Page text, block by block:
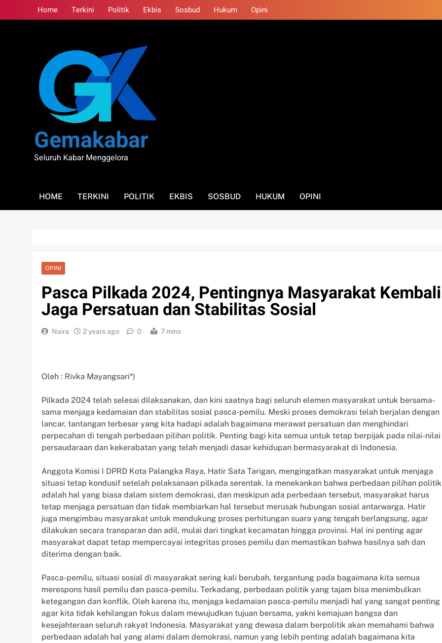
to
Home Terkini Politik Ekbis Sosbud Hukum Opini
Gemakabar
Seluruh Kabar Menggelora
HOME TERKINI POLITIK EKBIS SOSBUD HUKUM OPINI
OPINI
Pasca Pilkada 2024, Pentingnya Masyarakat Kembali
Jaga Persatuan dan Stabilitas Sosial
Naira 2 years ago 0 7 mins
Oleh : Rivka Mayangsari*)
Pilkada 2024 telah selesai dilaksanakan, dan kini saatnya bagi seluruh elemen masyarakat untuk bersama-
sama menjaga kedamaian dan stabilitas sosial pasca-pemilu. Meski proses demokrasi telah berjalan dengan
lancar, tantangan terbesar yang kita hadapi adalah bagaimana merawat persatuan dan menghindari
perpecahan di tengah perbedaan pilihan politik. Penting bagi kita semua untuk tetap berpijak pada nilai-nilai
persaudaraan dan kekerabatan yang telah menjadi dasar kehidupan bermasyarakat di Indonesia.
Anggota Komisi I DPRD Kota Palangka Raya, Hatir Sata Tarigan, mengingatkan masyarakat untuk menjaga
situasi tetap kondusif setelah pelaksanaan pilkada serentak. Ia menekankan bahwa perbedaan pilihan politik
adalah hal yang biasa dalam sistem demokrasi, dan meskipun ada perbedaan tersebut, masyarakat harus
tetap menjaga persatuan dan tidak membiarkan hal tersebut merusak hubungan sosial antarwarga. Hatir
juga mengimbau masyarakat untuk mendukung proses perhitungan suara yang tengah berlangsung, agar
dilakukan secara transparan dan adil, mulai dari tingkat kecamatan hingga provinsi. Hal ini penting agar
masyarakat dapat tetap mempercayai integritas proses pemilu dan memastikan bahwa hasilnya sah dan
diterima dengan baik.
Pasca-pemilu, situasi sosial di masyarakat sering kali berubah, tergantung pada bagaimana kita semua
merespons hasil pemilu dan pasca-pemilu. Terkadang, perbedaan politik yang tajam bisa menimbulkan
ketegangan dan konflik. Oleh karena itu, menjaga kedamaian pasca-pemilu menjadi hal yang sangat penting
agar kita tidak kehilangan fokus dalam mewujudkan tujuan bersama, yakni kemajuan bangsa dan
kesejahteraan seluruh rakyat Indonesia. Masyarakat yang dewasa dalam berpolitik akan memahami bahwa
perbedaan adalah hal yang alami dalam demokrasi, namun yang lebih penting adalah bagaimana kita